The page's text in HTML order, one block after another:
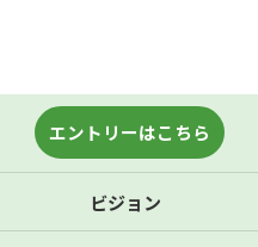
エントリーはこちら
ビジョン